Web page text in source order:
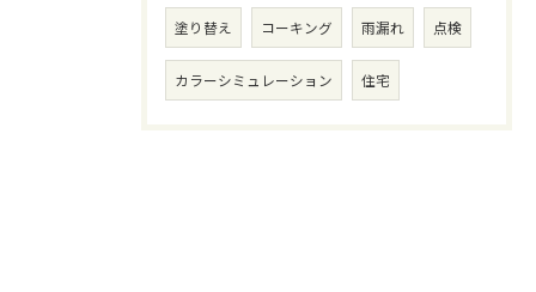
塗り替え コーキング 雨漏れ 点検
カラーシミュレーション 住宅